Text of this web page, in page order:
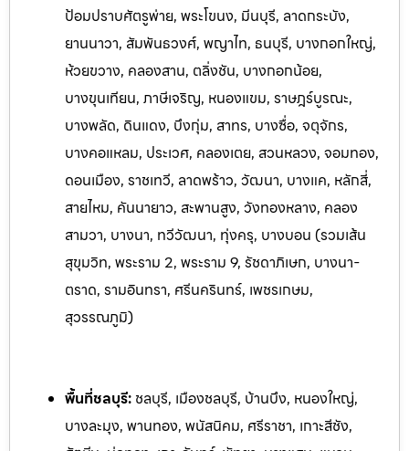
ป้อมปราบศัตรูพ่าย, พระโขนง, มีนบุรี, ลาดกระบัง,
ยานนาวา, สัมพันธวงศ์, พญาไท, ธนบุรี, บางกอกใหญ่,
ห้วยขวาง, คลองสาน, ตลิ่งชัน, บางกอกน้อย,
บางขุนเทียน, ภาษีเจริญ, หนองแขม, ราษฎร์บูรณะ,
บางพลัด, ดินแดง, บึงกุ่ม, สาทร, บางซื่อ, จตุจักร,
บางคอแหลม, ประเวศ, คลองเตย, สวนหลวง, จอมทอง,
ดอนเมือง, ราชเทวี, ลาดพร้าว, วัฒนา, บางแค, หลักสี่,
สายไหม, คันนายาว, สะพานสูง, วังทองหลาง, คลอง
สามวา, บางนา, ทวีวัฒนา, ทุ่งครุ, บางบอน (รวมเส้น
สุขุมวิท, พระราม 2, พระราม 9, รัชดาภิเษก, บางนา-
ตราด, รามอินทรา, ศรีนครินทร์, เพชรเกษม,
สุวรรณภูมิ)
พื้นที่ชลบุรี: ชลบุรี, เมืองชลบุรี, บ้านบึง, หนองใหญ่,
บางละมุง, พานทอง, พนัสนิคม, ศรีราชา, เกาะสีชัง,